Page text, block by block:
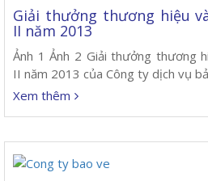
Giải thưởng thương hiệu
II năm 2013
Ảnh 1 Ảnh 2 Giải thưởng thương
II năm 2013 của Công ty dịch vụ
Xem thêm